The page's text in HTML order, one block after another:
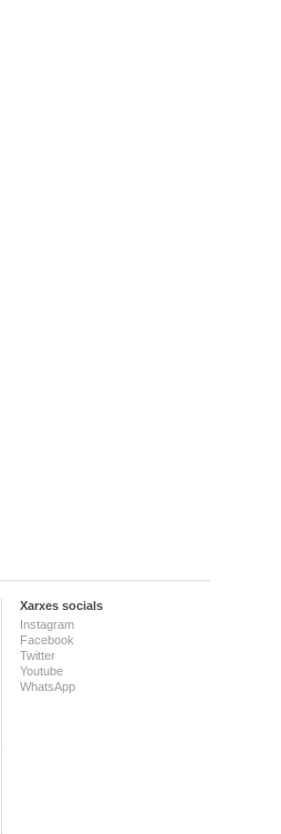
Xarxes socials
Instagram
Facebook
Twitter
Youtube
WhatsApp